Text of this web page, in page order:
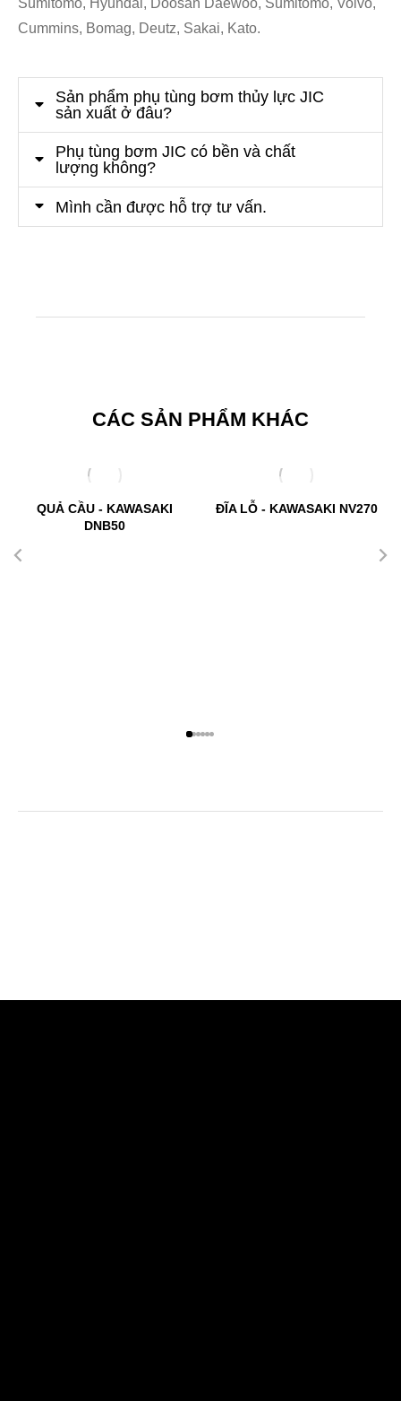
Sumitomo, Hyundai, Doosan Daewoo, Sumitomo, Volvo,
Cummins, Bomag, Deutz, Sakai, Kato.
Sản phẩm phụ tùng bơm thủy lực JIC
sản xuất ở đâu?
Phụ tùng bơm JIC có bền và chất
lượng không?
Mình cần được hỗ trợ tư vấn.
CÁC SẢN PHẨM KHÁC
QUẢ CẦU - KAWASAKI
DNB50
ĐĨA LỖ - KAWASAKI NV270